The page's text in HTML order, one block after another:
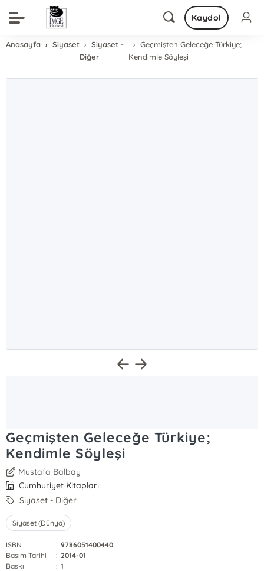
Kaydol
Anasayfa Siyaset
Siyaset -
Diğer
Geçmişten Geleceğe Türkiye;
Kendimle Söyleşi
Geçmişten Geleceğe Türkiye;
Kendimle Söyleşi
Mustafa Balbay
Cumhuriyet Kitapları
Siyaset - Diğer
Siyaset (Dünya)
ISBN : 9786051400440
Basım Tarihi
: 2014-01
Baskı
: 1